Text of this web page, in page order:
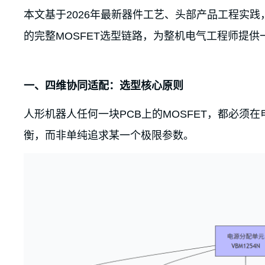
本文基于2026年最新器件工艺、头部产品工程实
的完整MOSFET选型链路，为整机电气工程师提供
一、四维协同适配：选型核心原则
人形机器人任何一块PCB上的MOSFET，都必须
衡，而非单纯追求某一个极限参数。